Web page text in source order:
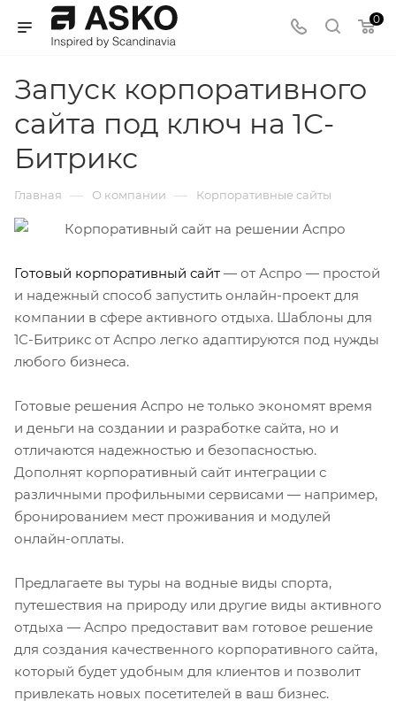
0
Запуск корпоративного
сайта под ключ на 1С-
Битрикс
Главная — О компании — Корпоративные сайты
Готовый корпоративный сайт — от Аспро — простой
и надежный способ запустить онлайн-проект для
компании в сфере активного отдыха. Шаблоны для
1С-Битрикс от Аспро легко адаптируются под нужды
любого бизнеса.
Готовые решения Аспро не только экономят время
и деньги на создании и разработке сайта, но и
отличаются надежностью и безопасностью.
Дополнят корпоративный сайт интеграции с
различными профильными сервисами — например,
бронированием мест проживания и модулей
онлайн-оплаты.
Предлагаете вы туры на водные виды спорта,
путешествия на природу или другие виды активного
отдыха — Аспро предоставит вам готовое решение
для создания качественного корпоративного сайта,
который будет удобным для клиентов и позволит
привлекать новых посетителей в ваш бизнес.